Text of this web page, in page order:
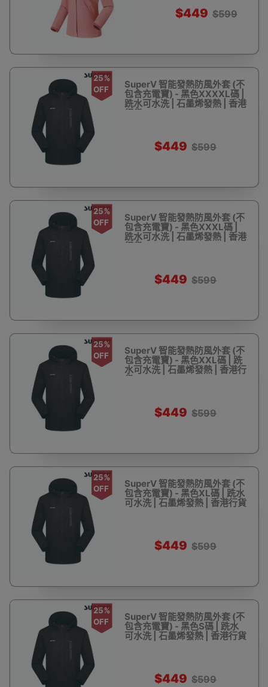
$449 $599
25%
OFF
SuperV 智能發熱防風外套 (不
包含充電寶) - 黑色XXXXL碼 |
跣水可水洗 | 石墨烯發熱 | 香港
行貨
$449 $599
25%
OFF
SuperV 智能發熱防風外套 (不
包含充電寶) - 黑色XXXL碼 |
跣水可水洗 | 石墨烯發熱 | 香港
行貨
$449 $599
25%
OFF
SuperV 智能發熱防風外套 (不
包含充電寶) - 黑色XXL碼 | 跣
水可水洗 | 石墨烯發熱 | 香港行
貨
$449 $599
25%
OFF
SuperV 智能發熱防風外套 (不
包含充電寶) - 黑色XL碼 | 跣水
可水洗 | 石墨烯發熱 | 香港行貨
$449 $599
25%
OFF
SuperV 智能發熱防風外套 (不
包含充電寶) - 黑色S碼 | 跣水
可水洗 | 石墨烯發熱 | 香港行貨
$449 $599